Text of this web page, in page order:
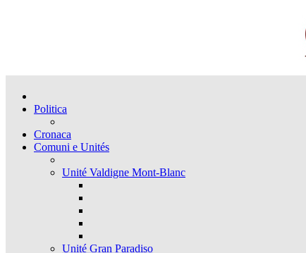
Politica
Cronaca
Comuni e Unités
Unité Valdigne Mont-Blanc
Unité Gran Paradiso